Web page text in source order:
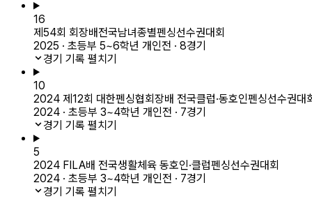
16
제54회 회장배전국남녀종별펜싱선수권대회
2025 · 초등부 5~6학년 개인전 · 8경기
경기 기록 펼치기
10
2024 제12회 대한펜싱협회장배 전국클럽·동호인펜싱선수권대
2024 · 초등부 3~4학년 개인전 · 7경기
경기 기록 펼치기
5
2024 FILA배 전국생활체육 동호인·클럽펜싱선수권대회
2024 · 초등부 3~4학년 개인전 · 7경기
경기 기록 펼치기